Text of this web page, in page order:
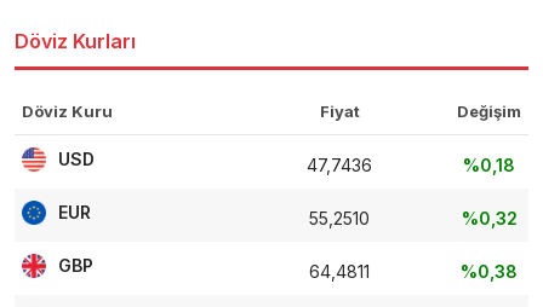
Döviz Kurları
Döviz Kuru Fiyat Değişim
USD 47,7436 %0,18
EUR 55,2510 %0,32
GBP 64,4811 %0,38